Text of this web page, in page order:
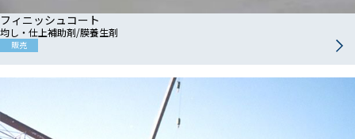
フィニッシュコート
均し・仕上補助剤/膜養生剤
販売